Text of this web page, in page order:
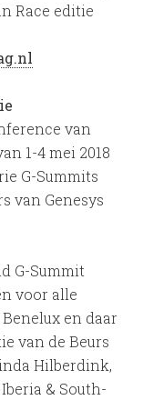
Race editie
van
1-4 mei 2018
G-Summits
van Genesys
G-Summit
voor alle
en daar
van de Beurs
Hilberdink,
& South-